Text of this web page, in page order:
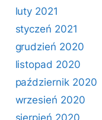
luty 2021
styczeń 2021
grudzień 2020
listopad 2020
październik 2020
wrzesień 2020
sierpień 2020